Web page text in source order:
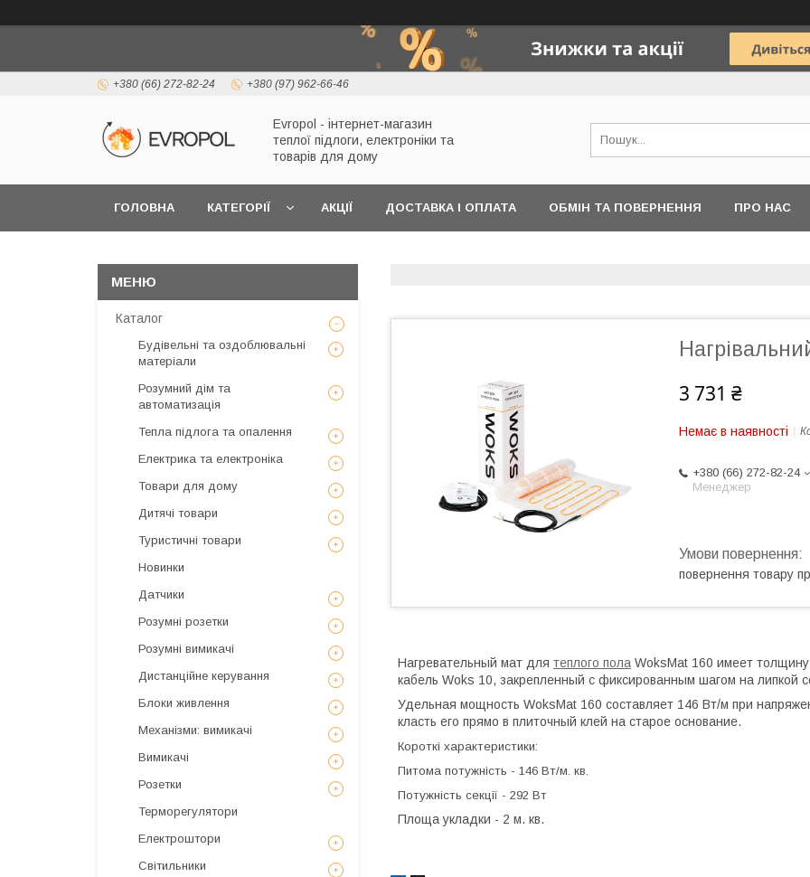
+380 (66) 272-82-24 +380 (97) 962-66-46
Evropol - інтернет-магазин
теплої підлоги, електроніки та
товарів для дому
ГОЛОВНА КАТЕГОРІЇ АКЦІЇ ДОСТАВКА І ОПЛАТА ОБМІН ТА ПОВЕРНЕННЯ ПРО НАС
3 731 ₴
Немає в наявності
+380 (66) 272-82-24
Менеджер
повернення товару
Нагревательный мат для теплого пола WoksMat 160 имеет
кабель Woks 10, закрепленный с фиксированным шагом на липкой
Удельная мощность WoksMat 160 составляет 146 Вт/м при
класть его прямо в плиточный клей на старое основание.
Короткі характеристики:
Питома потужність - 146 Вт/м. кв.
Потужність секції - 292 Вт
Площа укладки - 2 м. кв.
Каталог
Будівельні та оздоблювальні
матеріали
Розумний дім та
автоматизація
Тепла підлога та опалення
Електрика та електроніка
Товари для дому
Дитячі товари
Туристичні товари
Новинки
Датчики
Розумні розетки
Розумні вимикачі
Дистанційне керування
Блоки живлення
Механізми: вимикачі
Вимикачі
Розетки
Терморегулятори
Електроштори
Світильники